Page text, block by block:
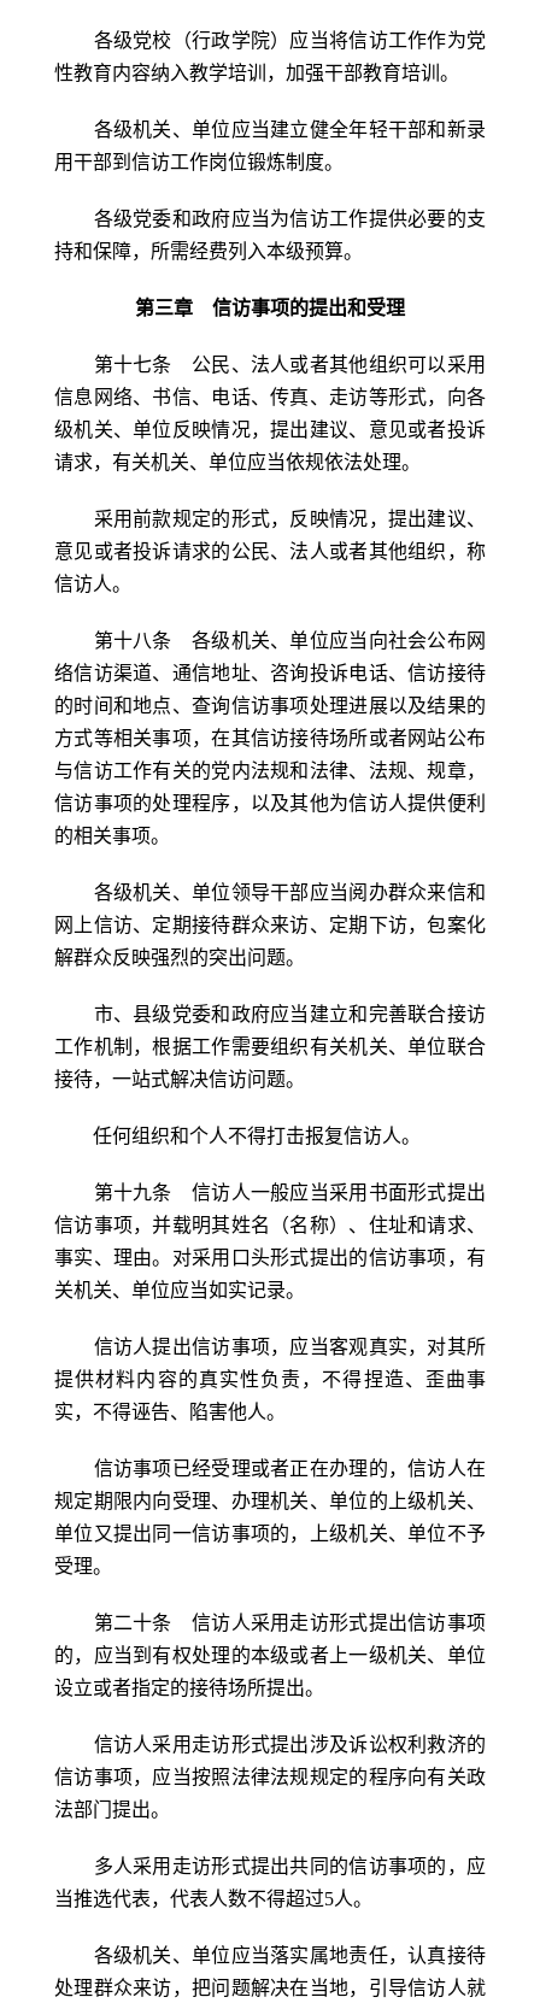
各级党校（行政学院）应当将信访工作作为党
性教育内容纳入教学培训，加强干部教育培训。
各级机关、单位应当建立健全年轻干部和新录
用干部到信访工作岗位锻炼制度。
各级党委和政府应当为信访工作提供必要的支
持和保障，所需经费列入本级预算。
第三章 信访事项的提出和受理
第十七条 公民、法人或者其他组织可以采用
信息网络、书信、电话、传真、走访等形式，向各
级机关、单位反映情况，提出建议、意见或者投诉
请求，有关机关、单位应当依规依法处理。
采用前款规定的形式，反映情况，提出建议、
意见或者投诉请求的公民、法人或者其他组织，称
信访人。
第十八条 各级机关、单位应当向社会公布网
络信访渠道、通信地址、咨询投诉电话、信访接待
的时间和地点、查询信访事项处理进展以及结果的
方式等相关事项，在其信访接待场所或者网站公布
与信访工作有关的党内法规和法律、法规、规章，
信访事项的处理程序，以及其他为信访人提供便利
的相关事项。
各级机关、单位领导干部应当阅办群众来信和
网上信访、定期接待群众来访、定期下访，包案化
解群众反映强烈的突出问题。
市、县级党委和政府应当建立和完善联合接访
工作机制，根据工作需要组织有关机关、单位联合
接待，一站式解决信访问题。
任何组织和个人不得打击报复信访人。
第十九条 信访人一般应当采用书面形式提出
信访事项，并载明其姓名（名称）、住址和请求、
事实、理由。对采用口头形式提出的信访事项，有
关机关、单位应当如实记录。
信访人提出信访事项，应当客观真实，对其所
提供材料内容的真实性负责，不得捏造、歪曲事
实，不得诬告、陷害他人。
信访事项已经受理或者正在办理的，信访人在
规定期限内向受理、办理机关、单位的上级机关、
单位又提出同一信访事项的，上级机关、单位不予
受理。
第二十条 信访人采用走访形式提出信访事项
的，应当到有权处理的本级或者上一级机关、单位
设立或者指定的接待场所提出。
信访人采用走访形式提出涉及诉讼权利救济的
信访事项，应当按照法律法规规定的程序向有关政
法部门提出。
多人采用走访形式提出共同的信访事项的，应
当推选代表，代表人数不得超过5人。
各级机关、单位应当落实属地责任，认真接待
处理群众来访，把问题解决在当地，引导信访人就